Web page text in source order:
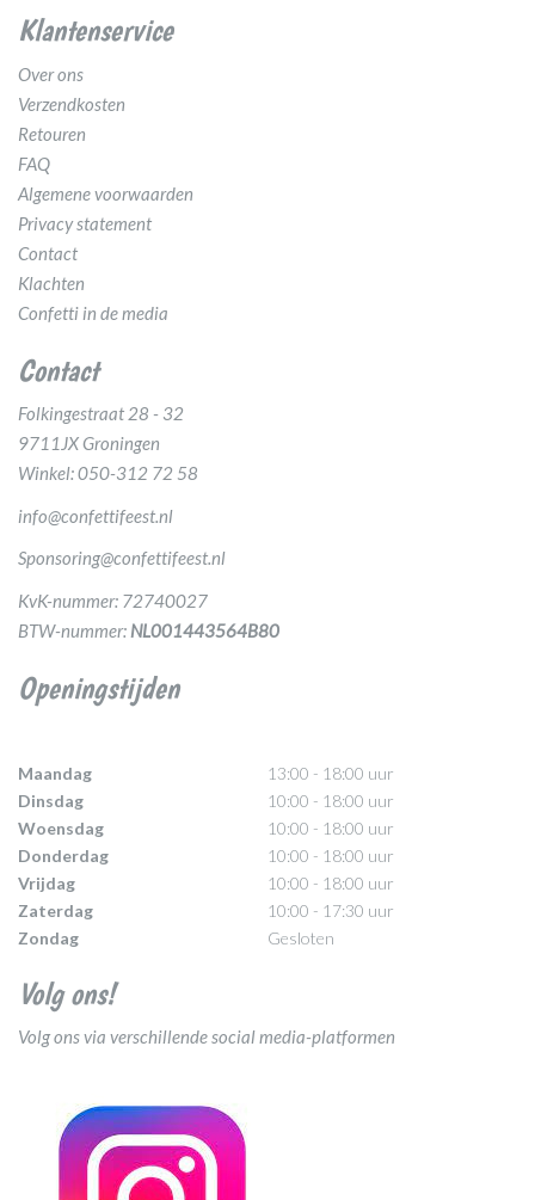
Klantenservice
Over ons
Verzendkosten
Retouren
FAQ
Algemene voorwaarden
Privacy statement
Contact
Klachten
Confetti in de media
Contact
Folkingestraat 28 - 32
9711JX Groningen
Winkel: 050-312 72 58
info@confettifeest.nl
Sponsoring@confettifeest.nl
KvK-nummer: 72740027
BTW-nummer: NL001443564B80
Openingstijden
Maandag
13:00 - 18:00 uur
Dinsdag
10:00 - 18:00 uur
Woensdag
10:00 - 18:00 uur
Donderdag
10:00 - 18:00 uur
Vrijdag
10:00 - 18:00 uur
Zaterdag
10:00 - 17:30 uur
Zondag
Gesloten
Volg ons!
Volg ons via verschillende social media-platformen